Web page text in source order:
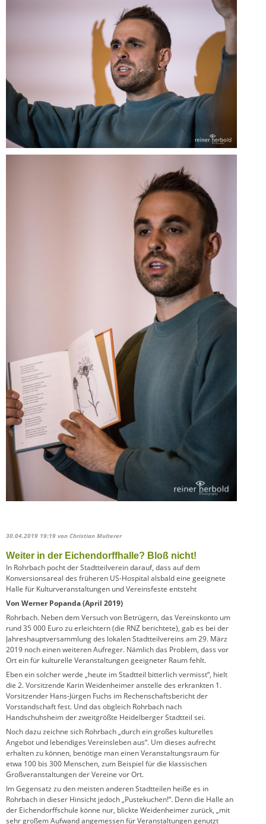
30.04.2019 19:19 von Christian Multerer
Weiter in der Eichendorffhalle? Bloß nicht!
In Rohrbach pocht der Stadtteilverein darauf, dass auf dem
Konversionsareal des früheren US-Hospital alsbald eine geeignete
Halle für Kulturveranstaltungen und Vereinsfeste entsteht
Von Werner Popanda (April 2019)
Rohrbach. Neben dem Versuch von Betrügern, das Vereinskonto um
rund 35 000 Euro zu erleichtern (die RNZ berichtete), gab es bei der
Jahreshauptversammlung des lokalen Stadtteilvereins am 29. März
2019 noch einen weiteren Aufreger. Nämlich das Problem, dass vor
Ort ein für kulturelle Veranstaltungen geeigneter Raum fehlt.
Eben ein solcher werde „heute im Stadtteil bitterlich vermisst“, hielt
die 2. Vorsitzende Karin Weidenheimer anstelle des erkrankten 1.
Vorsitzender Hans-Jürgen Fuchs im Rechenschaftsbericht der
Vorstandschaft fest. Und das obgleich Rohrbach nach
Handschuhsheim der zweitgrößte Heidelberger Stadtteil sei.
Noch dazu zeichne sich Rohrbach „durch ein großes kulturelles
Angebot und lebendiges Vereinsleben aus“. Um dieses aufrecht
erhalten zu können, benötige man einen Veranstaltungsraum für
etwa 100 bis 300 Menschen, zum Beispiel für die klassischen
Großveranstaltungen der Vereine vor Ort.
Im Gegensatz zu den meisten anderen Stadtteilen heiße es in
Rohrbach in dieser Hinsicht jedoch „Pustekuchen!“. Denn die Halle an
der Eichendorffschule könne nur, blickte Weidenheimer zurück, „mit
sehr großem Aufwand angemessen für Veranstaltungen genutzt